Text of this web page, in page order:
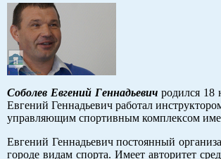
Соболев Евгений Геннадьевич родился 18
Евгений Геннадьевич работал
управляющим спортивным комплексом
Евгений Геннадьевич постоянный
городе видам спорта. Имеет авторитет